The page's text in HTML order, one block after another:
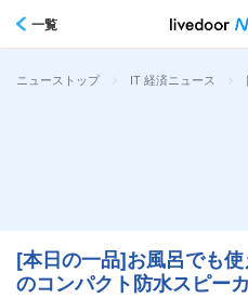
一覧
ニューストップ > IT 経済ニュース >
[本日の一品]お風呂でも
のコンパクト防水スピー